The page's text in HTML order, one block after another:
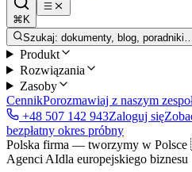
⌘K
Szukaj: dokumenty, blog, poradniki…
Produkt
Rozwiązania
Zasoby
CennikPorozmawiaj z naszym
+48 507 142 943Zaloguj się
bezpłatny okres próbny
Polska firma — tworzymy w
Agenci AIdla europejskiego biznesu